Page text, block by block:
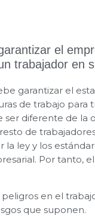
el
trabajador en
garantizar el
de trabajo para
ser diferente de la
de
la ley y los
Por tanto,
en el
que suponen.